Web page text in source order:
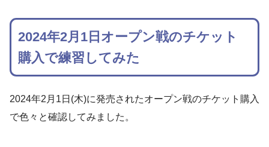
2024年2月1日オープン戦のチケット
購入で練習してみた
2024年2月1日(木)に発売されたオープン戦のチケット購入
で色々と確認してみました。